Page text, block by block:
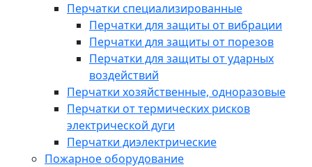
Перчатки специализированные
Перчатки для защиты от вибрации
Перчатки для защиты от порезов
Перчатки для защиты от ударных
воздействий
Перчатки хозяйственные, одноразовые
Перчатки от термических рисков
электрической дуги
Перчатки диэлектрические
Пожарное оборудование